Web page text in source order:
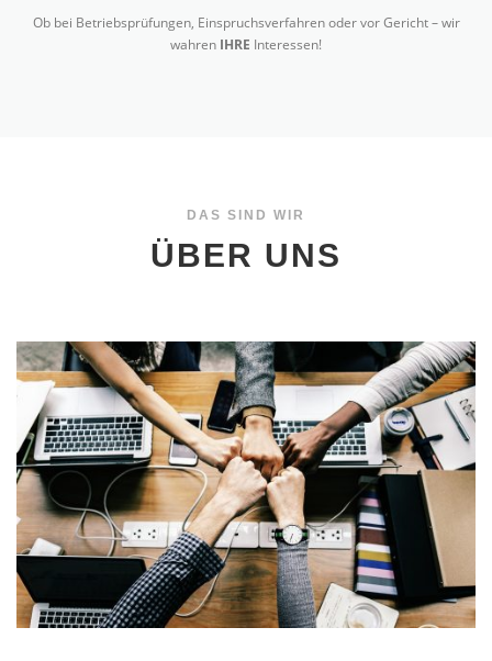
Ob bei Betriebsprüfungen, Einspruchsverfahren oder vor Gericht – wir
wahren IHRE Interessen!
DAS SIND WIR
ÜBER UNS